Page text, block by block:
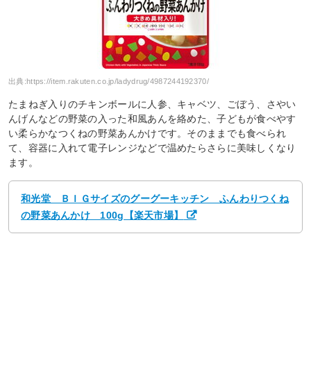
出典: https://item.rakuten.co.jp/ladydrug/4987244192370/
たまねぎ入りのチキンボールに人参、キャベツ、ごぼう、さやい
んげんなどの野菜の入った和風あんを絡めた、子どもが食べやす
い柔らかなつくねの野菜あんかけです。そのままでも食べられ
て、容器に入れて電子レンジなどで温めたらさらに美味しくなり
ます。
和光堂 ＢＩＧサイズのグーグーキッチン ふんわりつくね
の野菜あんかけ 100g【楽天市場】